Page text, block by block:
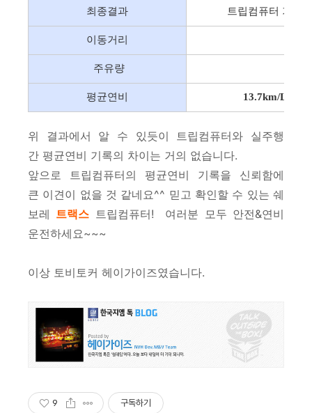
최종결과 트립컴퓨터 기록
이동거리
주유량
평균연비 13.7km/L
위 결과에서 알 수 있듯이 트립컴퓨터와 실주행
간 평균연비 기록의 차이는 거의 없습니다.
앞으로 트립컴퓨터의 평균연비 기록을 신뢰함에
큰 이견이 없을 것 같네요^^ 믿고 확인할 수 있는 쉐
보레 트랙스 트립컴퓨터! 여러분 모두 안전&연비
운전하세요~~~
이상 토비토커 헤이가이즈였습니다.
9 구독하기